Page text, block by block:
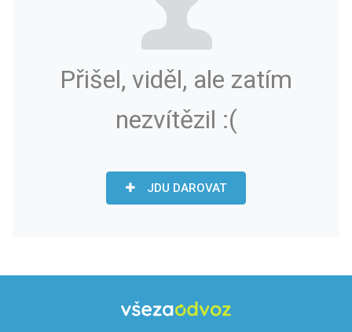
Přišel, viděl, ale zatím
nezvítězil :(
JDU DAROVAT